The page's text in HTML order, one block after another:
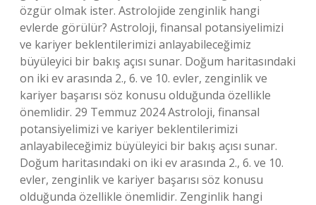
özgür olmak ister. Astrolojide zenginlik hangi
evlerde görülür? Astroloji, finansal potansiyelimizi
ve kariyer beklentilerimizi anlayabileceğimiz
büyüleyici bir bakış açısı sunar. Doğum haritasındaki
on iki ev arasında 2., 6. ve 10. evler, zenginlik ve
kariyer başarısı söz konusu olduğunda özellikle
önemlidir. 29 Temmuz 2024 Astroloji, finansal
potansiyelimizi ve kariyer beklentilerimizi
anlayabileceğimiz büyüleyici bir bakış açısı sunar.
Doğum haritasındaki on iki ev arasında 2., 6. ve 10.
evler, zenginlik ve kariyer başarısı söz konusu
olduğunda özellikle önemlidir. Zenginlik hangi